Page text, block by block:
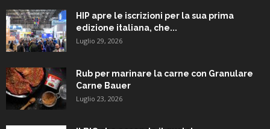
HIP apre le iscrizioni per la sua prima
edizione italiana, che...
Luglio 29, 2026
Rub per marinare la carne con Granulare
Carne Bauer
Luglio 23, 2026